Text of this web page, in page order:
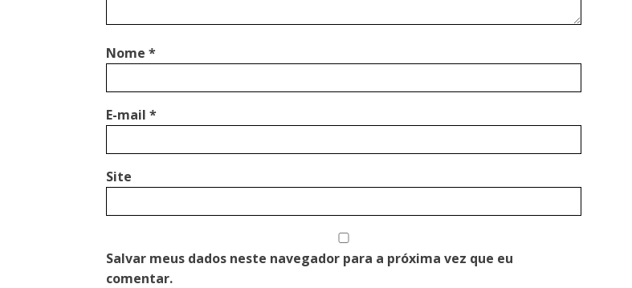
Nome *
E-mail *
Site
Salvar meus dados neste navegador para a próxima vez que eu
comentar.